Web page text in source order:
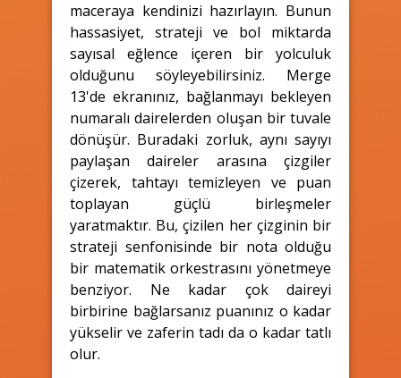
maceraya kendinizi hazırlayın. Bunun
hassasiyet, strateji ve bol miktarda
sayısal eğlence içeren bir yolculuk
olduğunu söyleyebilirsiniz. Merge
13'de ekranınız, bağlanmayı bekleyen
numaralı dairelerden oluşan bir tuvale
dönüşür. Buradaki zorluk, aynı sayıyı
paylaşan daireler arasına çizgiler
çizerek, tahtayı temizleyen ve puan
toplayan güçlü birleşmeler
yaratmaktır. Bu, çizilen her çizginin bir
strateji senfonisinde bir nota olduğu
bir matematik orkestrasını yönetmeye
benziyor. Ne kadar çok daireyi
birbirine bağlarsanız puanınız o kadar
yükselir ve zaferin tadı da o kadar tatlı
olur.